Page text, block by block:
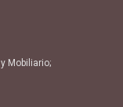
Mobiliario;